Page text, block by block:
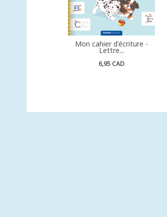
Mon cahier d'écriture -
Lettre...
6,95 CAD